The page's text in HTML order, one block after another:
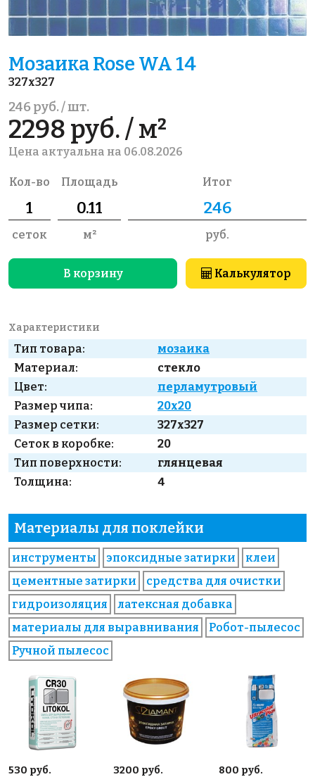
Мозаика Rose WA 14
327x327
246 руб. / шт.
2298 руб. / м²
Цена актуальна на 06.08.2026
Кол-во
сеток
Площадь
м²
Итог
руб.
В корзину Калькулятор
Характеристики
Тип товара:
мозаика
Материал:
стекло
Цвет:
перламутровый
Размер чипа:
20x20
Размер сетки:
327x327
Сеток в коробке:
20
Тип поверхности:
глянцевая
Толщина:
4
Материалы для поклейки
инструменты эпоксидные затирки
клеи
цементные затирки
средства для очистки
гидроизоляция
латексная добавка
материалы для выравнивания
Робот-пылесос
Ручной пылесос
530 руб.
3200 руб.
800 руб.